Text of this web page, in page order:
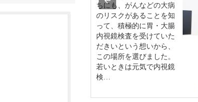
ちにも、がんなどの大病
のリスクがあることを知
って、積極的に胃・大腸
内視鏡検査を受けていた
だきいという想いから、
この場所を選びました。
若いときは元気で内視鏡
検…